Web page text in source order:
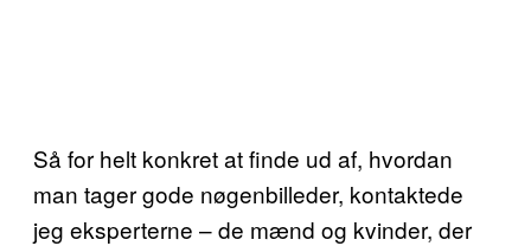
Så for helt konkret at finde ud af, hvordan
man tager gode nøgenbilleder, kontaktede
jeg eksperterne – de mænd og kvinder, der